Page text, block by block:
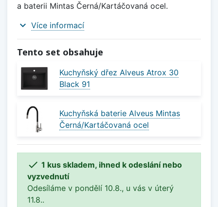
a baterii Mintas Černá/Kartáčovaná ocel.
expand_more Více informací
Tento set obsahuje
Kuchyňský dřez Alveus Atrox 30
Black 91
Kuchyňská baterie Alveus Mintas
Černá/Kartáčovaná ocel
 1 kus skladem, ihned k odeslání nebo
vyzvednutí
Odesíláme v pondělí 10.8., u vás v úterý
11.8..